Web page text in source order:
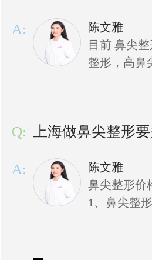
A:
陈文雅
目前 鼻尖
整形，高鼻
Q: 上海做鼻尖整形
A:
陈文雅
鼻尖整形价
1、鼻尖整